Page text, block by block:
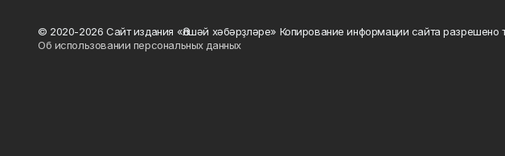
© 2020-2026 Сайт издания «Әлшәй хәбәрҙләре» Копирование информации сайта разрешено
Об использовании персональных данных